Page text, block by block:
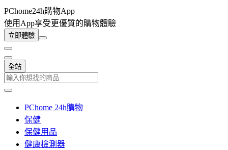
PChome24h購物App
使用App享受更優質的購物體驗
立即體驗
全站
PChome 24h購物
保健
保健用品
健康檢測器